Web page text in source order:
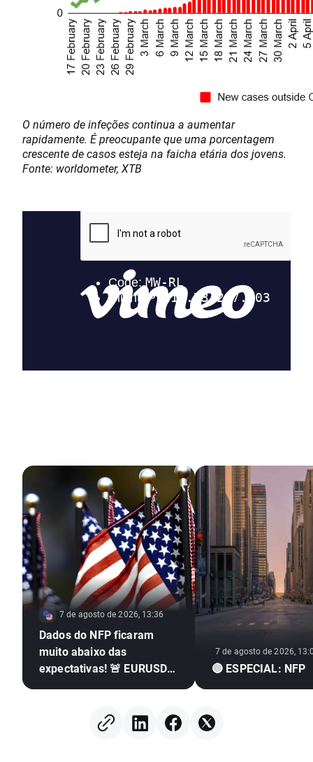
O número de infeções continua a aumentar
rapidamente. É preocupante que uma porcentagem
crescente de casos esteja na faicha etária dos jovens.
Fonte: worldometer, XTB
7 de agosto de 2026, 13:36
Dados do NFP ficaram
muito abaixo das
expectativas! 🚨 EURUSD
7 de agosto de 2026,
🔴 ESPECIAL: NFP